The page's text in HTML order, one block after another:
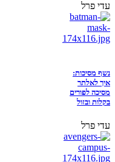
עדי פרל
נשף מסיכות:
איך לאלתר
מסיכה לפורים
בקלות ובזול
עדי פרל